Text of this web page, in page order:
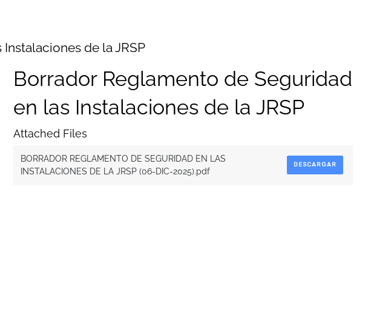
de la JRSP
Borrador Reglamento de Seguridad
en las Instalaciones de la JRSP
Attached Files
BORRADOR REGLAMENTO DE SEGURIDAD EN LAS
INSTALACIONES DE LA JRSP (06-DIC-2025).pdf
DESCARGAR